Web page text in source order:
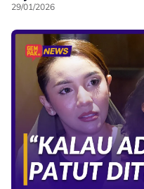
29/01/2026